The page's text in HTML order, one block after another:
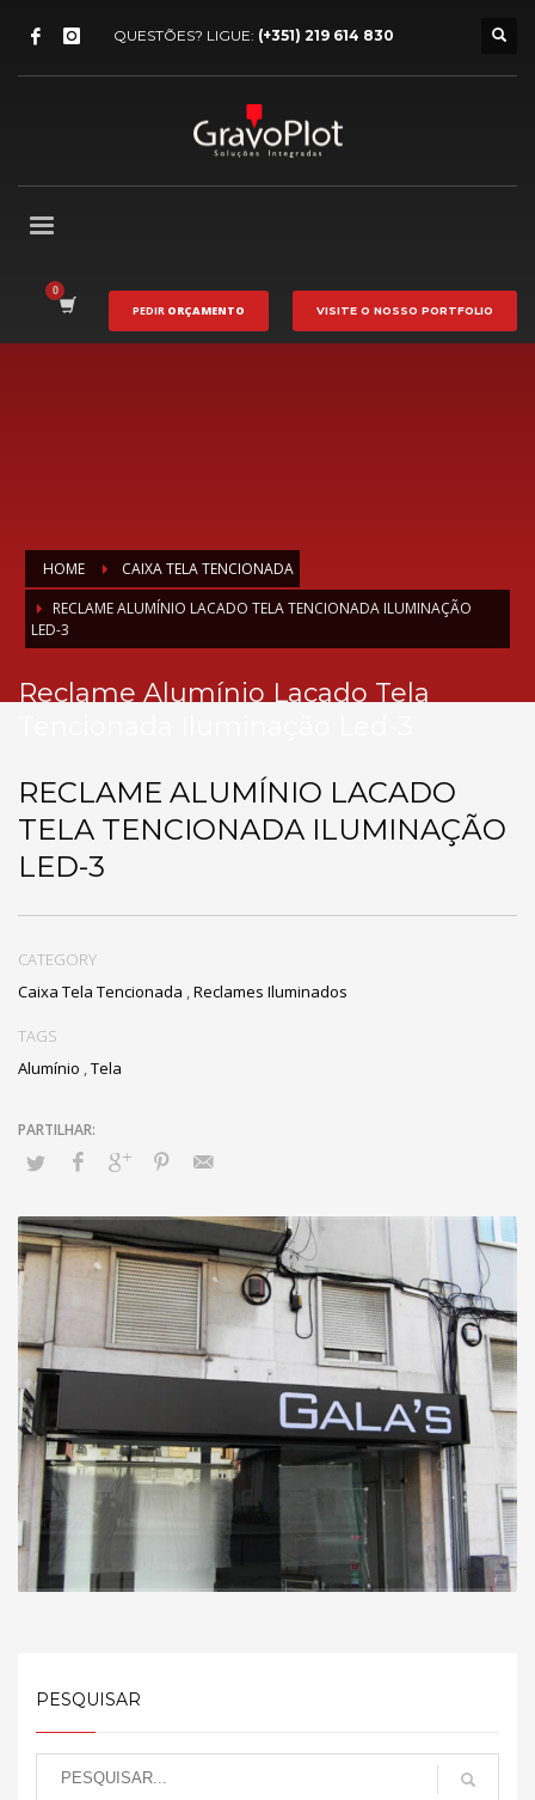
QUESTÕES? LIGUE: (+351) 219 614 830
PEDIR ORÇAMENTO VISITE O NOSSO PORTFOLIO
HOME
CAIXA TELA TENCIONADA
RECLAME ALUMÍNIO LACADO TELA TENCIONADA ILUMINAÇÃO
LED-3
Reclame Alumínio Lacado Tela
RECLAME ALUMÍNIO LACADO
TELA TENCIONADA ILUMINAÇÃO
LED-3
CATEGORY
Caixa Tela Tencionada ,Reclames Iluminados
TAGS
Alumínio ,Tela
PESQUISAR